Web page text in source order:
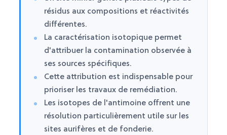
résidus aux compositions et réactivités
différentes.
La caractérisation isotopique permet
d'attribuer la contamination observée à
ses sources spécifiques.
Cette attribution est indispensable pour
prioriser les travaux de remédiation.
Les isotopes de l'antimoine offrent une
résolution particulièrement utile sur les
sites aurifères et de fonderie.